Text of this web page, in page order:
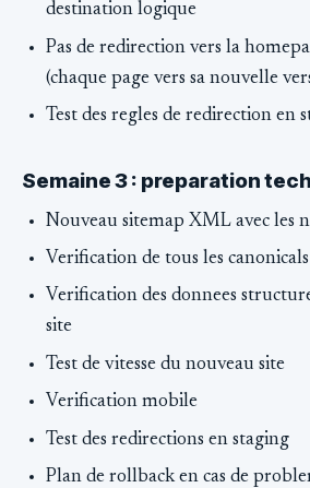
destination logique
Pas de redirection vers la
(chaque page vers sa nouvelle
Test des regles de redirection en
Semaine 3 : preparation
Nouveau sitemap XML avec les
Verification de tous les
Verification des donnees
site
Test de vitesse du nouveau site
Verification mobile
Test des redirections en staging
Plan de rollback en cas de